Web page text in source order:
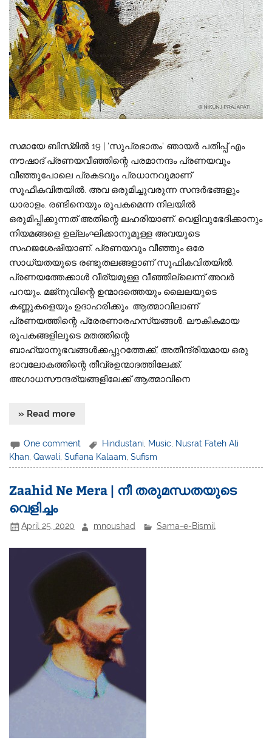
സമായേ ബിസ്‌മിൽ 19 | ‘സുപ്രഭാതം’ ഞായർ പതിപ്പ് എം
നൗഷാദ് പ്രണയവീഞ്ഞിന്റെ പരമാനന്ദം പ്രണയവും
വീഞ്ഞുപോലെ പ്രകടവും പ്രധാനവുമാണ്
സൂഫീകവിതയിൽ. അവ ഒരുമിച്ചുവരുന്ന സന്ദർഭങ്ങളും
ധാരാളം. രണ്ടിനെയും രൂപകമെന്ന നിലയിൽ
ഒരുമിപ്പിക്കുന്നത് അതിന്റെ ലഹരിയാണ്. വെളിവുഭേദിക്കാനും
നിയമങ്ങളെ ഉല്ലംഘിക്കാനുമുള്ള അവയുടെ
സഹജശേഷിയാണ്. പ്രണയവും വീഞ്ഞും ഒരേ
സാധ്യതയുടെ രണ്ടുതലങ്ങളാണ് സൂഫികവിതയിൽ.
പ്രണയത്തേക്കാൾ വീര്യമുള്ള വീഞ്ഞില്ലെന്ന് അവർ
പറയും. മജ്നുവിന്റെ ഉന്മാദത്തെയും ലൈലയുടെ
കണ്ണുകളെയും ഉദാഹരിക്കും. ആത്മാവിലാണ്
പ്രണയത്തിന്റെ പ്രേരണാരഹസ്യങ്ങൾ. ലൗകികമായ
രൂപകങ്ങളിലൂടെ മതത്തിന്റെ
ബാഹ്യാനുഭവങ്ങൾക്കപ്പുറത്തേക്ക്, അതീന്ദ്രിയമായ ഒരു
ഭാവലോകത്തിന്റെ തീവ്രഉന്മാദത്തിലേക്ക്,
അഗാധസൗന്ദര്യങ്ങളിലേക്ക് ആത്മാവിനെ
» Read more
One comment Hindustani, Music, Nusrat Fateh Ali
Khan ,Qawali ,Sufiana Kalaam ,Sufism
Zaahid Ne Mera | നീ തരുമന്ധതയുടെ
വെളിച്ചം
April 25, 2020 mnoushad Sama-e-Bismil